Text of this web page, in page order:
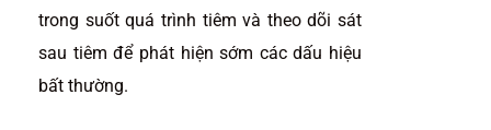
trong suốt quá trình tiêm và theo dõi sát
sau tiêm để phát hiện sớm các dấu hiệu
bất thường.